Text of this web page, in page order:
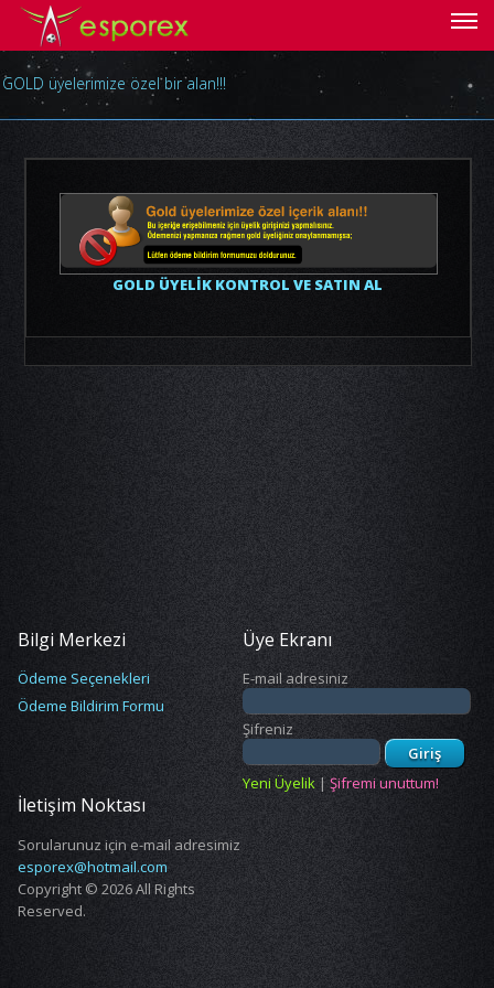
GOLD üyelerimize özel bir alan!!!
GOLD ÜYELİK KONTROL VE SATIN AL
Bilgi Merkezi
Ödeme Seçenekleri
Ödeme Bildirim Formu
Üye Ekranı
E-mail adresiniz
Şifreniz
Giriş
Yeni Üyelik|Şifremi unuttum!
İletişim Noktası
Sorularunuz için e-mail adresimiz
esporex@hotmail.com
Copyright © 2026 All Rights
Reserved.